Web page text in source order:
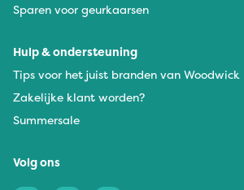
Sparen voor geurkaarsen
Hulp & ondersteuning
Tips voor het juist branden van Woodwick
Zakelijke klant worden?
Summersale
Volg ons